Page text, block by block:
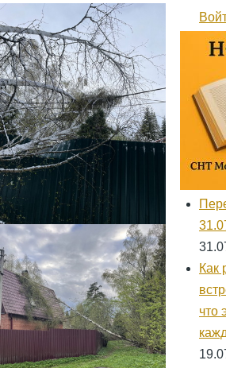
навигации
Меню
учётной
записи
Как
что